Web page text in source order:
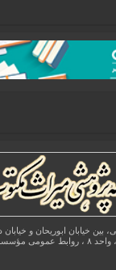
(ساختمان فروردین)، طبقۀ دوم، واحد ۸